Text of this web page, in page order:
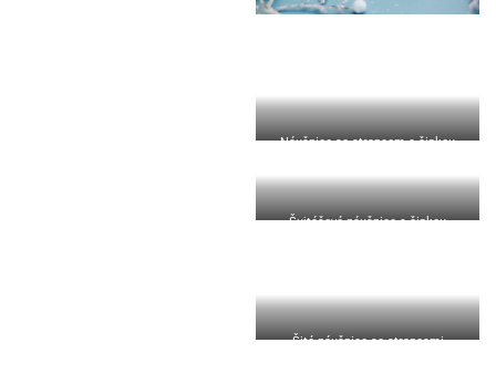
Náušnice so strapcom a čipkou
Šujtášové náušnice s čipkou
Šité náušnice so strapcami